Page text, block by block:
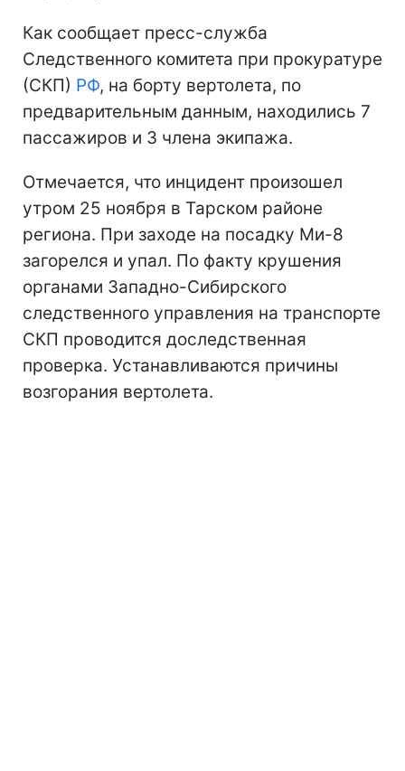
Как сообщает пресс-служба
Следственного комитета при прокуратуре
(СКП) РФ, на борту вертолета, по
предварительным данным, находились 7
пассажиров и 3 члена экипажа.
Отмечается, что инцидент произошел
утром 25 ноября в Тарском районе
региона. При заходе на посадку Ми-8
загорелся и упал. По факту крушения
органами Западно-Сибирского
следственного управления на транспорте
СКП проводится доследственная
проверка. Устанавливаются причины
возгорания вертолета.